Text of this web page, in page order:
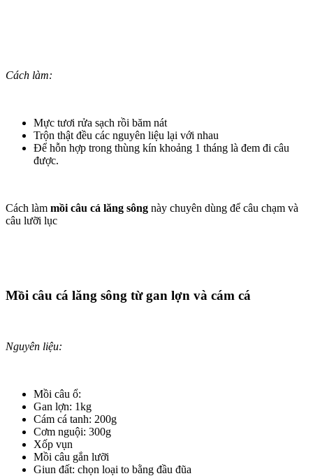
Cách làm:
Mực tươi rửa sạch rồi băm nát
Trộn thật đều các nguyên liệu lại với nhau
Để hỗn hợp trong thùng kín khoảng 1 tháng là đem đi câu
được.
Cách làm mồi câu cá lăng sông này chuyên dùng để câu chạm và
câu lưỡi lục
Mồi câu cá lăng sông từ gan lợn và cám cá
Nguyên liệu:
Mồi câu ổ:
Gan lợn: 1kg
Cám cá tanh: 200g
Cơm nguội: 300g
Xốp vụn
Mồi câu gắn lưỡi
Giun đất: chọn loại to bằng đầu đũa